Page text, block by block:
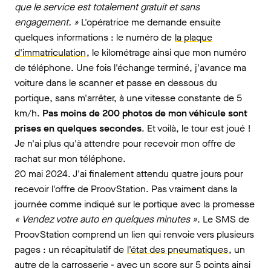
que le service est totalement gratuit et sans
engagement. » L'opératrice me demande ensuite
quelques informations : le numéro de la plaque
d'immatriculation, le kilométrage ainsi que mon numéro
de téléphone. Une fois l'échange terminé, j'avance ma
voiture dans le scanner et passe en dessous du
portique, sans m'arrêter, à une vitesse constante de 5
km/h. Pas moins de 200 photos de mon véhicule sont
prises en quelques secondes. Et voilà, le tour est joué !
Je n'ai plus qu'à attendre pour recevoir mon offre de
rachat sur mon téléphone.
20 mai 2024. J'ai finalement attendu quatre jours pour
recevoir l'offre de ProovStation. Pas vraiment dans la
journée comme indiqué sur le portique avec la promesse
« Vendez votre auto en quelques minutes ». Le SMS de
ProovStation comprend un lien qui renvoie vers plusieurs
pages : un récapitulatif de l'état des pneumatiques, un
autre de la carrosserie - avec un score sur 5 points ainsi